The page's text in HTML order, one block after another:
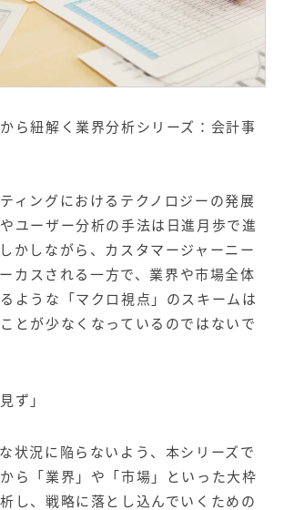
ケティン
SNSアカウント運用代行サー
ビス（LINE）
新規集患
【歯科業界向け】新規集患
向け】新規
ケージ
サイトアクセス増加パッケー
ジ
ッケージ 求人パッケージ
ら紐解く業界分析シリーズ：会計事
ィングにおけるテクノロジーの発展
ユーザー分析の手法は日進月歩で進
かしながら、カスタマージャーニー
カスされる一方で、業界や市場全体
ような「マクロ視点」のスキームは
とが少なくなっているのではないで
ず」
状況に陥らないよう、本シリーズで
ら「業界」や「市場」といった大枠
し、戦略に落とし込んでいくための